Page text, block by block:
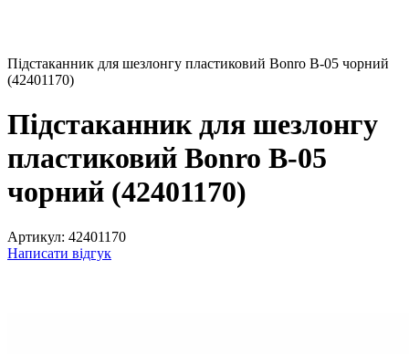
Підстаканник для шезлонгу пластиковий Bonro B-05 чорний
(42401170)
Підстаканник для шезлонгу
пластиковий Bonro B-05
чорний (42401170)
Артикул: 42401170
Написати відгук